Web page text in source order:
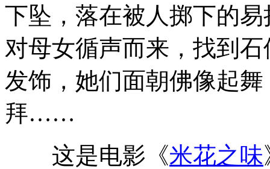
下坠，落在被人掷下的
对母女循声而来，找到
发饰，她们面朝佛像起
拜……
这是电影《米花之味